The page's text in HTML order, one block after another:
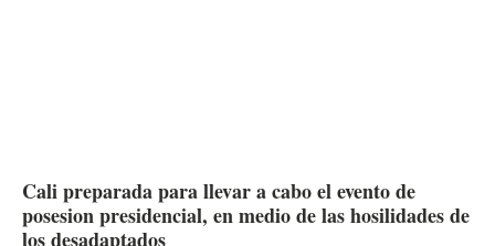
Cali preparada para llevar a cabo el evento de
posesion presidencial, en medio de las hosilidades de
los desadaptados